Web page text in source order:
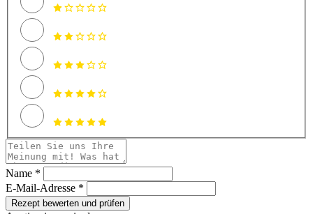
Name *
E-Mail-Adresse *
Rezept bewerten und prüfen